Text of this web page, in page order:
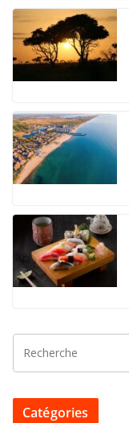
Catégories